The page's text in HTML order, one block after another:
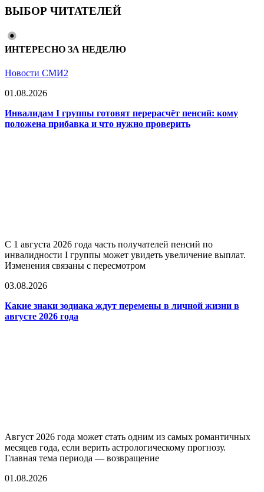
ВЫБОР ЧИТАТЕЛЕЙ
ИНТЕРЕСНО ЗА НЕДЕЛЮ
Новости СМИ2
01.08.2026
Инвалидам I группы готовят перерасчёт пенсий: кому
положена прибавка и что нужно проверить
С 1 августа 2026 года часть получателей пенсий по
инвалидности I группы может увидеть увеличение выплат.
Изменения связаны с пересмотром
03.08.2026
Какие знаки зодиака ждут перемены в личной жизни в
августе 2026 года
Август 2026 года может стать одним из самых романтичных
месяцев года, если верить астрологическому прогнозу.
Главная тема периода — возвращение
01.08.2026